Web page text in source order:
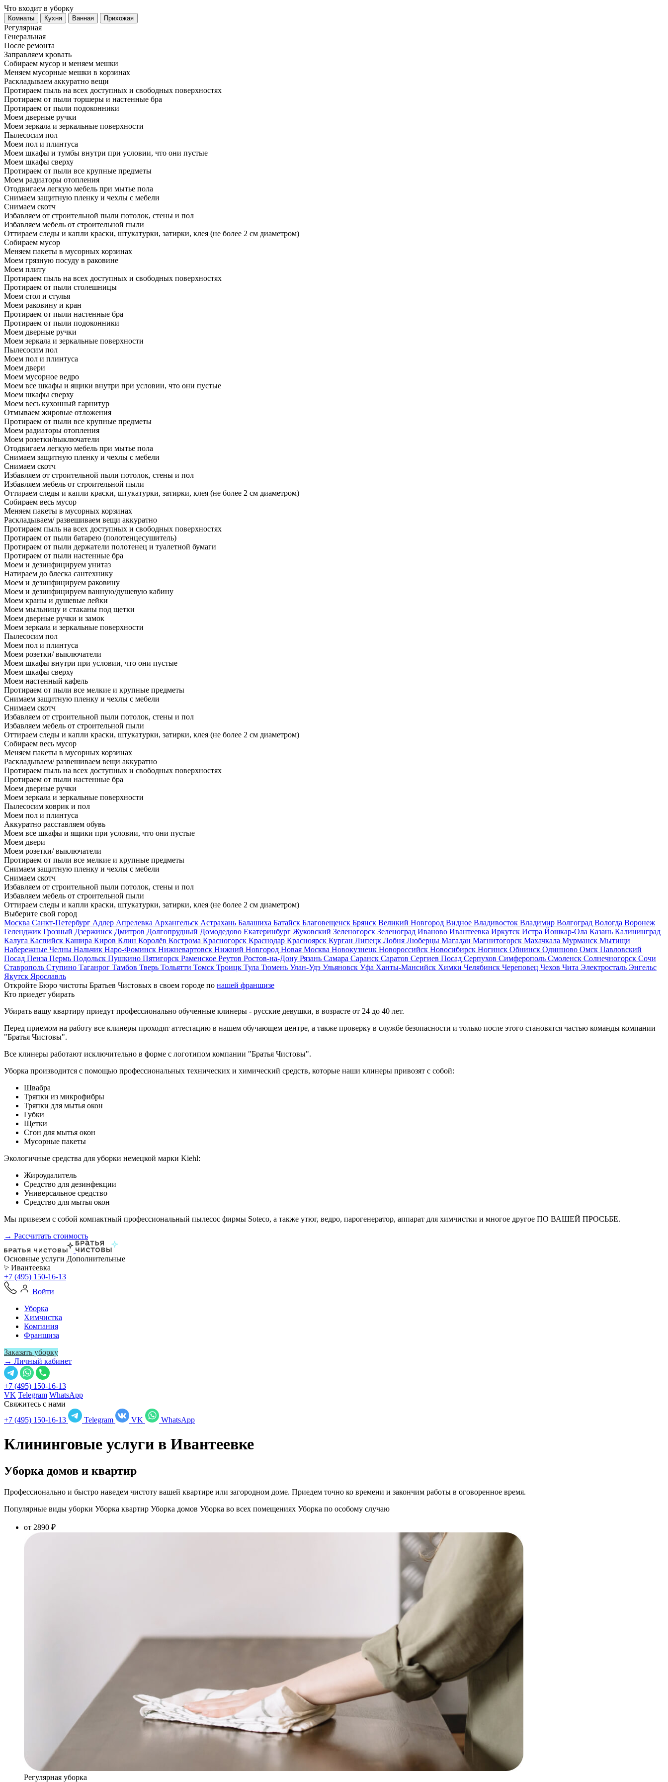
Что входит в уборку
Регу­лярная
Гене­ральная
После ремонта
Заправляем кровать
Собираем мусор и меняем мешки
Меняем мусорные мешки в корзинах
Раскладываем аккуратно вещи
Протираем пыль на всех доступных и свободных поверхностях
Протираем от пыли торшеры и настенные бра
Протираем от пыли подоконники
Моем дверные ручки
Моем зеркала и зеркальные поверхности
Пылесосим пол
Моем пол и плинтуса
Моем шкафы и тумбы внутри при условии, что они пустые
Моем шкафы сверху
Протираем от пыли все крупные предметы
Моем радиаторы отопления
Отодвигаем легкую мебель при мытье пола
Снимаем защитную пленку и чехлы с мебели
Снимаем скотч
Избавляем от строительной пыли потолок, стены и пол
Избавляем мебель от строительной пыли
Оттираем следы и капли краски, штукатурки, затирки, клея (не более 2 см диаметром)
Собираем мусор
Меняем пакеты в мусорных корзинах
Моем грязную посуду в раковине
Моем плиту
Протираем пыль на всех доступных и свободных поверхностях
Протираем от пыли столешницы
Моем стол и стулья
Моем раковину и кран
Протираем от пыли настенные бра
Протираем от пыли подоконники
Моем дверные ручки
Моем зеркала и зеркальные поверхности
Пылесосим пол
Моем пол и плинтуса
Моем двери
Моем мусорное ведро
Моем все шкафы и ящики внутри при условии, что они пустые
Моем шкафы сверху
Моем весь кухонный гарнитур
Отмываем жировые отложения
Протираем от пыли все крупные предметы
Моем радиаторы отопления
Моем розетки/выключатели
Отодвигаем легкую мебель при мытье пола
Снимаем защитную пленку и чехлы с мебели
Снимаем скотч
Избавляем от строительной пыли потолок, стены и пол
Избавляем мебель от строительной пыли
Оттираем следы и капли краски, штукатурки, затирки, клея (не более 2 см диаметром)
Собираем весь мусор
Меняем пакеты в мусорных корзинах
Раскладываем/ развешиваем вещи аккуратно
Протираем пыль на всех доступных и свободных поверхностях
Протираем от пыли батарею (полотенцесушитель)
Протираем от пыли держатели полотенец и туалетной бумаги
Протираем от пыли настенные бра
Моем и дезинфицируем унитаз
Натираем до блеска сантехнику
Моем и дезинфицируем раковину
Моем и дезинфицируем ванную/душевую кабину
Моем краны и душевые лейки
Моем мыльницу и стаканы под щетки
Моем дверные ручки и замок
Моем зеркала и зеркальные поверхности
Пылесосим пол
Моем пол и плинтуса
Моем розетки/ выключатели
Моем шкафы внутри при условии, что они пустые
Моем шкафы сверху
Моем настенный кафель
Протираем от пыли все мелкие и крупные предметы
Снимаем защитную пленку и чехлы с мебели
Снимаем скотч
Избавляем от строительной пыли потолок, стены и пол
Избавляем мебель от строительной пыли
Оттираем следы и капли краски, штукатурки, затирки, клея (не более 2 см диаметром)
Собираем весь мусор
Меняем пакеты в мусорных корзинах
Раскладываем/ развешиваем вещи аккуратно
Протираем пыль на всех доступных и свободных поверхностях
Протираем от пыли настенные бра
Моем дверные ручки
Моем зеркала и зеркальные поверхности
Пылесосим коврик и пол
Моем пол и плинтуса
Аккуратно расставляем обувь
Моем все шкафы и ящики при условии, что они пустые
Моем двери
Моем розетки/ выключатели
Протираем от пыли все мелкие и крупные предметы
Снимаем защитную пленку и чехлы с мебели
Снимаем скотч
Избавляем от строительной пыли потолок, стены и пол
Избавляем мебель от строительной пыли
Оттираем следы и капли краски, штукатурки, затирки, клея (не более 2 см диаметром)
Выберите свой город
Москва Санкт-Петербург Адлер Апрелевка Архангельск Астрахань Балашиха Батайск Благовещенск Брянск Великий Новгород Видное Владивосток Владимир Волгоград Вологда Воронеж
Геленджик Грозный Дзержинск Дмитров Долгопрудный Домодедово Екатеринбург Жуковский Зеленогорск Зеленоград Иваново Ивантеевка Иркутск Истра Йошкар-Ола Казань Калининград
Калуга Каспийск Кашира Киров Клин Королёв Кострома Красногорск Краснодар Красноярск Курган Липецк Лобня Люберцы Магадан Магнитогорск Махачкала Мурманск Мытищи
Набережные Челны Нальчик Наро-Фоминск Нижневартовск Нижний Новгород Новая Москва Новокузнецк Новороссийск Новосибирск Ногинск Обнинск Одинцово Омск Павловский
Посад Пенза Пермь Подольск Пушкино Пятигорск Раменское Реутов Ростов-на-Дону Рязань Самара Саранск Саратов Сергиев Посад Серпухов Симферополь Смоленск Солнечногорск Сочи
Ставрополь Ступино Таганрог Тамбов Тверь Тольятти Томск Троицк Тула Тюмень Улан-Удэ Ульяновск Уфа Ханты-Мансийск Химки Челябинск Череповец Чехов Чита Электросталь Энгельс
Якутск Ярославль
Откройте Бюро чистоты Братьев Чистовых в своем городе по нашей франшизе
Кто приедет убирать
Убирать вашу квартиру приедут профессионально обученные клинеры - русские девушки, в возрасте от 24 до 40 лет.
Перед приемом на работу все клинеры проходят аттестацию в нашем обучающем центре, а также проверку в службе безопасности и только после этого становятся частью команды компании
"Братья Чистовы".
Все клинеры работают исключительно в форме с логотипом компании "Братья Чистовы".
Уборка производится с помощью профессиональных технических и химический средств, которые наши клинеры привозят с собой:
Швабра
Тряпки из микрофибры
Тряпки для мытья окон
Губки
Щетки
Сгон для мытья окон
Мусорные пакеты
Экологичные средства для уборки немецкой марки Kiehl:
Жироудалитель
Средство для дезинфекции
Универсальное средство
Средство для мытья окон
Мы привезем с собой компактный профессиональный пылесос фирмы Soteco, а также утюг, ведро, парогенератор, аппарат для химчистки и многое другое ПО ВАШЕЙ ПРОСЬБЕ.
→ Рассчитать стоимость
Основные услуги Дополнительные
Ивантеевка
+7 (495) 150-16-13
Войти
Уборка
Химчистка
Компания
Франшиза
Заказать уборку
→ Личный кабинет
+7 (495) 150-16-13
VK Telegram WhatsApp
Свяжитесь с нами
+7 (495) 150-16-13
Telegram VK WhatsApp
Клининговые услуги в Ивантеевке
Уборка домов и квартир
Профессионально и быстро наведем чистоту вашей квартире или загородном доме. Приедем точно ко времени и закончим работы в оговоренное время.
Популярные виды уборки Уборка квартир Уборка домов Уборка во всех помещениях Уборка по особому случаю
от 2890 ₽
Регулярная уборка